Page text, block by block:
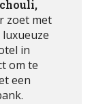
zoet met
in
om te
een